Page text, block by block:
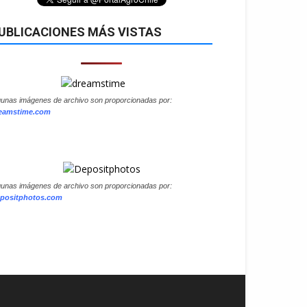
MÁS VISTAS
imágenes de archivo son proporcionadas por:
imágenes de archivo son proporcionadas por: